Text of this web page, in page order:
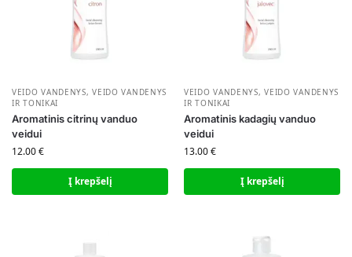
VEIDO VANDENYS,VEIDO VANDENYS
IR TONIKAI
Aromatinis citrinų vanduo
veidui
12.00€
Į krepšelį
VEIDO VANDENYS,VEIDO VANDENYS
IR TONIKAI
Aromatinis kadagių vanduo
veidui
13.00€
Į krepšelį